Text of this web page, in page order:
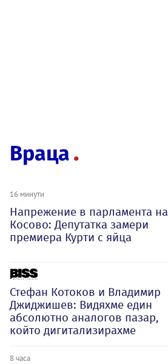
Враца
16 минути
Напрежение в парламента на
Косово: Депутатка замери
премиера Курти с яйца
Стефан Котоков и Владимир
Джиджишев: Видяхме един
абсолютно аналогов пазар,
който дигитализирахме
8 часа